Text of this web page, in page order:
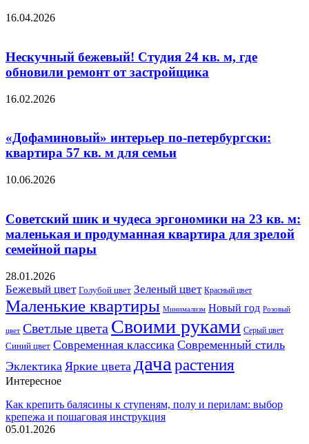
16.04.2026
Нескучный бежевый! Студия 24 кв. м, где
обновили ремонт от застройщика
16.02.2026
«Дофаминовый» интерьер по-петербургски:
квартира 57 кв. м для семьи
10.06.2026
Советский шик и чудеса эргономики на 23 кв. м:
маленькая и продуманная квартира для зрелой
семейной пары
28.01.2026
Бежевый цвет Голубой цвет Зеленый цвет Красный цвет
Маленькие квартиры Минимализм Новый год Розовый
цвет Светлые цвета Своими руками Серый цвет
Синий цвет Современная классика Современный стиль
Эклектика Яркие цвета дача растения
Интересное
Как крепить балясины к ступеням, полу и перилам: выбор
крепежа и пошаговая инструкция
05.01.2026